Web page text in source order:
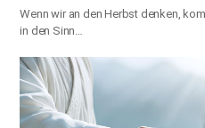
Wenn wir an den Herbst denken,
in den Sinn…